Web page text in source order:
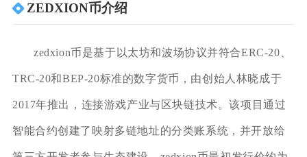
ZEDXION币介绍
zedxion币是基于以太坊和波场协议并符合ERC-20、
TRC-20和BEP-20标准的数字货币，由创始人林晓成于
2017年推出，连接游戏产业与区块链技术。该项目通过
智能合约创建了映射多链地址的分类账系统，并开放给